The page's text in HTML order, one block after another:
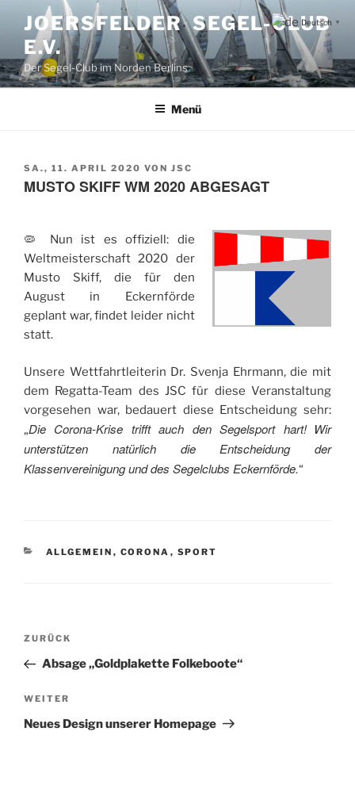
Inhalt
springen
JOERSFELDER SEGEL-CLUB
E.V.
Der Segel-Club im Norden Berlins
Menü
VERÖFFENTLICHT
AM
SA., 11. APRIL 2020 VON JSC
MUSTO SKIFF WM 2020 ABGESAGT
🦠 Nun ist es offiziell: die
Weltmeisterschaft 2020 der
Musto Skiff, die für den
August in Eckernförde
geplant war, findet leider nicht
statt.
Unsere Wettfahrtleiterin Dr. Svenja Ehrmann, die mit
dem Regatta-Team des JSC für diese Veranstaltung
vorgesehen war, bedauert diese Entscheidung sehr:
„Die Corona-Krise trifft auch den Segelsport hart! Wir
unterstützen natürlich die Entscheidung der
Klassenvereinigung und des Segelclubs Eckernförde.“
KATEGORIEN
ALLGEMEIN , CORONA , SPORT
Beitragsnavigation
Vorheriger
Beitrag
ZURÜCK
Absage „Goldplakette Folkeboote“
Nächster
Beitrag
WEITER
Neues Design unserer Homepage
Deutsch ▼